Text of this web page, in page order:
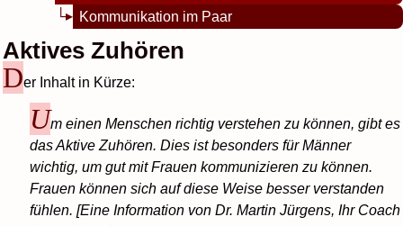
Kommunikation im Paar
Aktives Zuhören
Der Inhalt in Kürze:
Um einen Menschen richtig verstehen zu können, gibt es
das Aktive Zuhören. Dies ist besonders für Männer
wichtig, um gut mit Frauen kommunizieren zu können.
Frauen können sich auf diese Weise besser verstanden
fühlen. [Eine Information von Dr. Martin Jürgens, Ihr Coach